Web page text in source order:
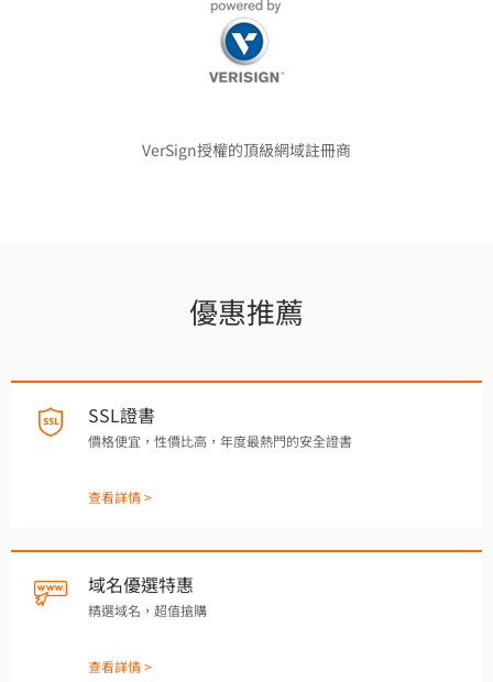
VerSign授權的頂級網域註冊商
優惠推薦
SSL證書
價格便宜，性價比高，年度最熱門的安全證書
查看詳情 >
域名優選特惠
精選域名，超值搶購
查看詳情 >